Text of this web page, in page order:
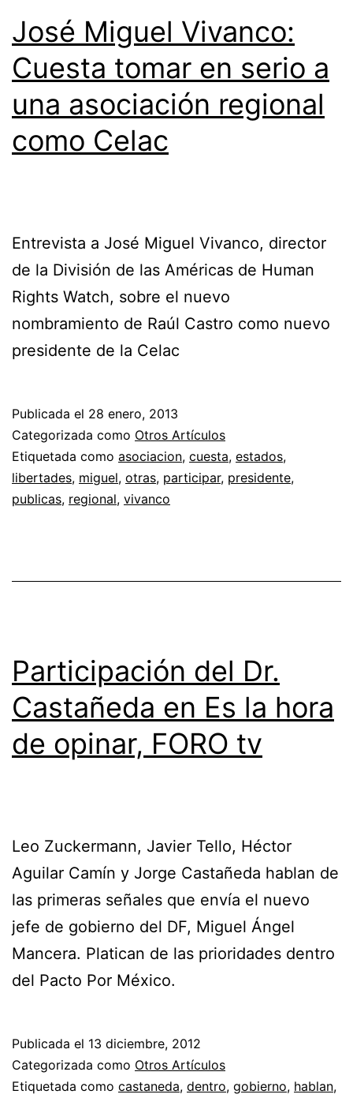
José Miguel Vivanco:
Cuesta tomar en serio a
una asociación regional
como Celac
Entrevista a José Miguel Vivanco, director
de la División de las Américas de Human
Rights Watch, sobre el nuevo
nombramiento de Raúl Castro como nuevo
presidente de la Celac
Publicada el 28 enero, 2013
Categorizada como Otros Artículos
Etiquetada como asociacion, cuesta, estados,
libertades, miguel, otras, participar, presidente,
publicas, regional, vivanco
Participación del Dr.
Castañeda en Es la hora
de opinar, FORO tv
Leo Zuckermann, Javier Tello, Héctor
Aguilar Camín y Jorge Castañeda hablan de
las primeras señales que envía el nuevo
jefe de gobierno del DF, Miguel Ángel
Mancera. Platican de las prioridades dentro
del Pacto Por México.
Publicada el 13 diciembre, 2012
Categorizada como Otros Artículos
Etiquetada como castaneda, dentro, gobierno, hablan,